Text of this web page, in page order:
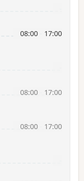
08:00 17:00
08:00 17:00
08:00 17:00